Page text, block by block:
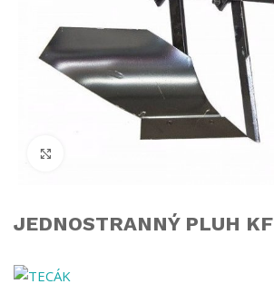
JEDNOSTRANNÝ PLUH KF